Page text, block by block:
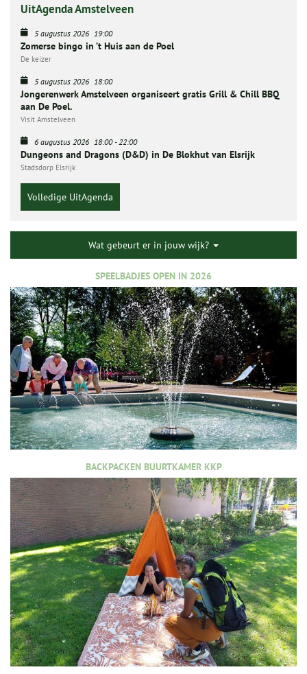
UitAgenda Amstelveen
5 augustus 2026 19:00
Zomerse bingo in ’t Huis aan de Poel
De keizer
5 augustus 2026 18:00
Jongerenwerk Amstelveen organiseert gratis Grill & Chill BBQ
aan De Poel.
Visit Amstelveen
6 augustus 2026 18:00- 22:00
Dungeons and Dragons (D&D) in De Blokhut van Elsrijk
Stadsdorp Elsrijk
Volledige UitAgenda
Wat gebeurt er in jouw wijk?
SPEELBADJES OPEN IN 2026
BACKPACKEN BUURTKAMER KKP